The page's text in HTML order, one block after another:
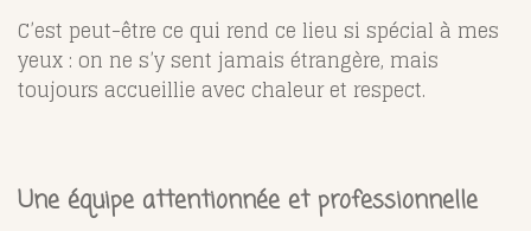
C’est peut-être ce qui rend ce lieu si spécial à mes
yeux : on ne s’y sent jamais étrangère, mais
toujours accueillie avec chaleur et respect.
Une équipe attentionnée et professionnelle